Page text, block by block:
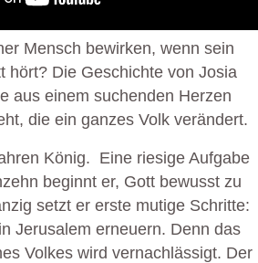
Mensch bewirken, wenn sein
hört? Die Geschichte von Josia
aus einem suchenden Herzen
die ein ganzes Volk verändert.
König. Eine riesige Aufgabe
beginnt er, Gott bewusst zu
setzt er erste mutige Schritte:
Jerusalem erneuern. Denn das
Volkes wird vernachlässigt. Der